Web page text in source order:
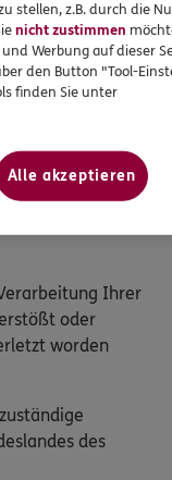
Ihrer Daten
machen,
Ihrer
oder
worden
des
stellen, z.B. durch die
nicht zustimmen
Werbung auf dieser
den Button "Tool-
finden Sie unter
Alle akzeptieren